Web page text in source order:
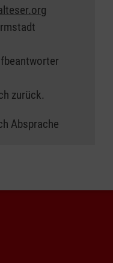
zurück.
Absprache